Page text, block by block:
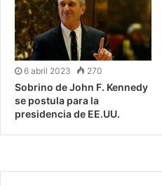
6 abril 2023 270
Sobrino de John F. Kennedy
se postula para la
presidencia de EE.UU.